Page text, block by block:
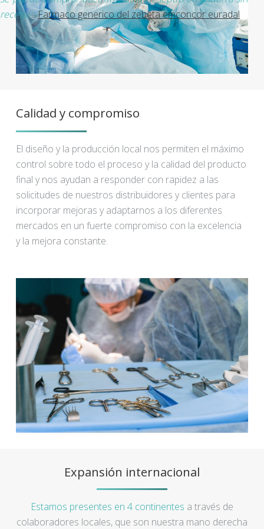
receta/::Farmaco generico del zebeta emconcor euradal
Calidad y compromiso
El diseño y la producción local nos permiten el máximo
control sobre todo el proceso y la calidad del producto
final y nos ayudan a responder con rapidez a las
solicitudes de nuestros distribuidores y clientes para
incorporar mejoras y adaptarnos a los diferentes
mercados en un fuerte compromiso con la excelencia
y la mejora constante.
Expansión internacional
Estamos presentes en 4 continentes a través de
colaboradores locales, que son nuestra mano derecha